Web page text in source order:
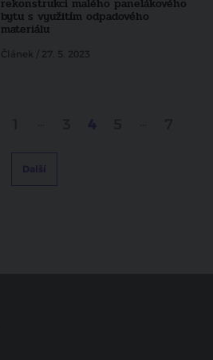
rekonstrukci malého panelákového
bytu s využitím odpadového
materiálu
Článek / 27. 5. 2023